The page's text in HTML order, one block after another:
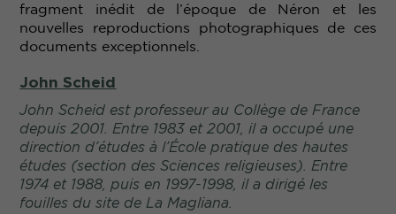
fragment inédit de l’époque de Néron et les
nouvelles reproductions photographiques de ces
documents exceptionnels.
John Scheid
John Scheid est professeur au Collège de France
depuis 2001. Entre 1983 et 2001, il a occupé une
direction d’études à l’École pratique des hautes
études (section des Sciences religieuses). Entre
1974 et 1988, puis en 1997-1998, il a dirigé les
fouilles du site de La Magliana.